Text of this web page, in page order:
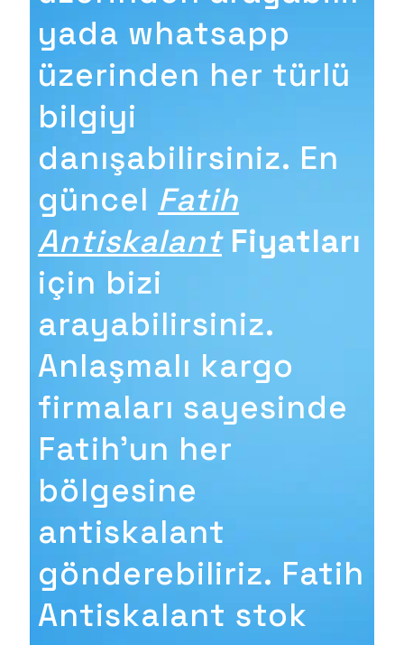
yada whatsapp
üzerinden her türlü
bilgiyi
danışabilirsiniz. En
güncel Fatih
Antiskalant Fiyatları
için bizi
arayabilirsiniz.
Anlaşmalı kargo
firmaları sayesinde
Fatih'un her
bölgesine
antiskalant
gönderebiliriz. Fatih
Antiskalant stok